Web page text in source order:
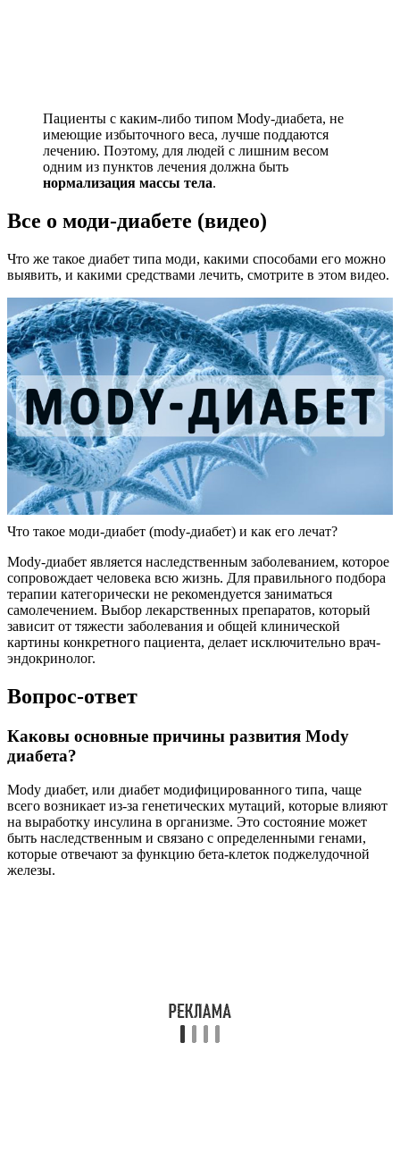
Пациенты с каким-либо типом Mody-диабета, не
имеющие избыточного веса, лучше поддаются
лечению. Поэтому, для людей с лишним весом
одним из пунктов лечения должна быть
нормализация массы тела.
Все о моди-диабете (видео)
Что же такое диабет типа моди, какими способами его можно
выявить, и какими средствами лечить, смотрите в этом видео.
Что такое моди-диабет (mody-диабет) и как его лечат?
Mody-диабет является наследственным заболеванием, которое
сопровождает человека всю жизнь. Для правильного подбора
терапии категорически не рекомендуется заниматься
самолечением. Выбор лекарственных препаратов, который
зависит от тяжести заболевания и общей клинической
картины конкретного пациента, делает исключительно врач-
эндокринолог.
Вопрос-ответ
Каковы основные причины развития Mody
диабета?
Mody диабет, или диабет модифицированного типа, чаще
всего возникает из-за генетических мутаций, которые влияют
на выработку инсулина в организме. Это состояние может
быть наследственным и связано с определенными генами,
которые отвечают за функцию бета-клеток поджелудочной
железы.